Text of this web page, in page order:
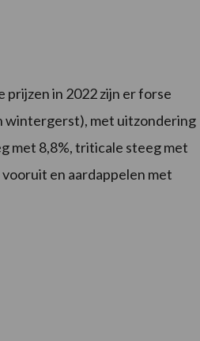
in 2022 zijn er forse
wintergerst), met uitzondering
met 8,8%, triticale steeg met
en aardappelen met